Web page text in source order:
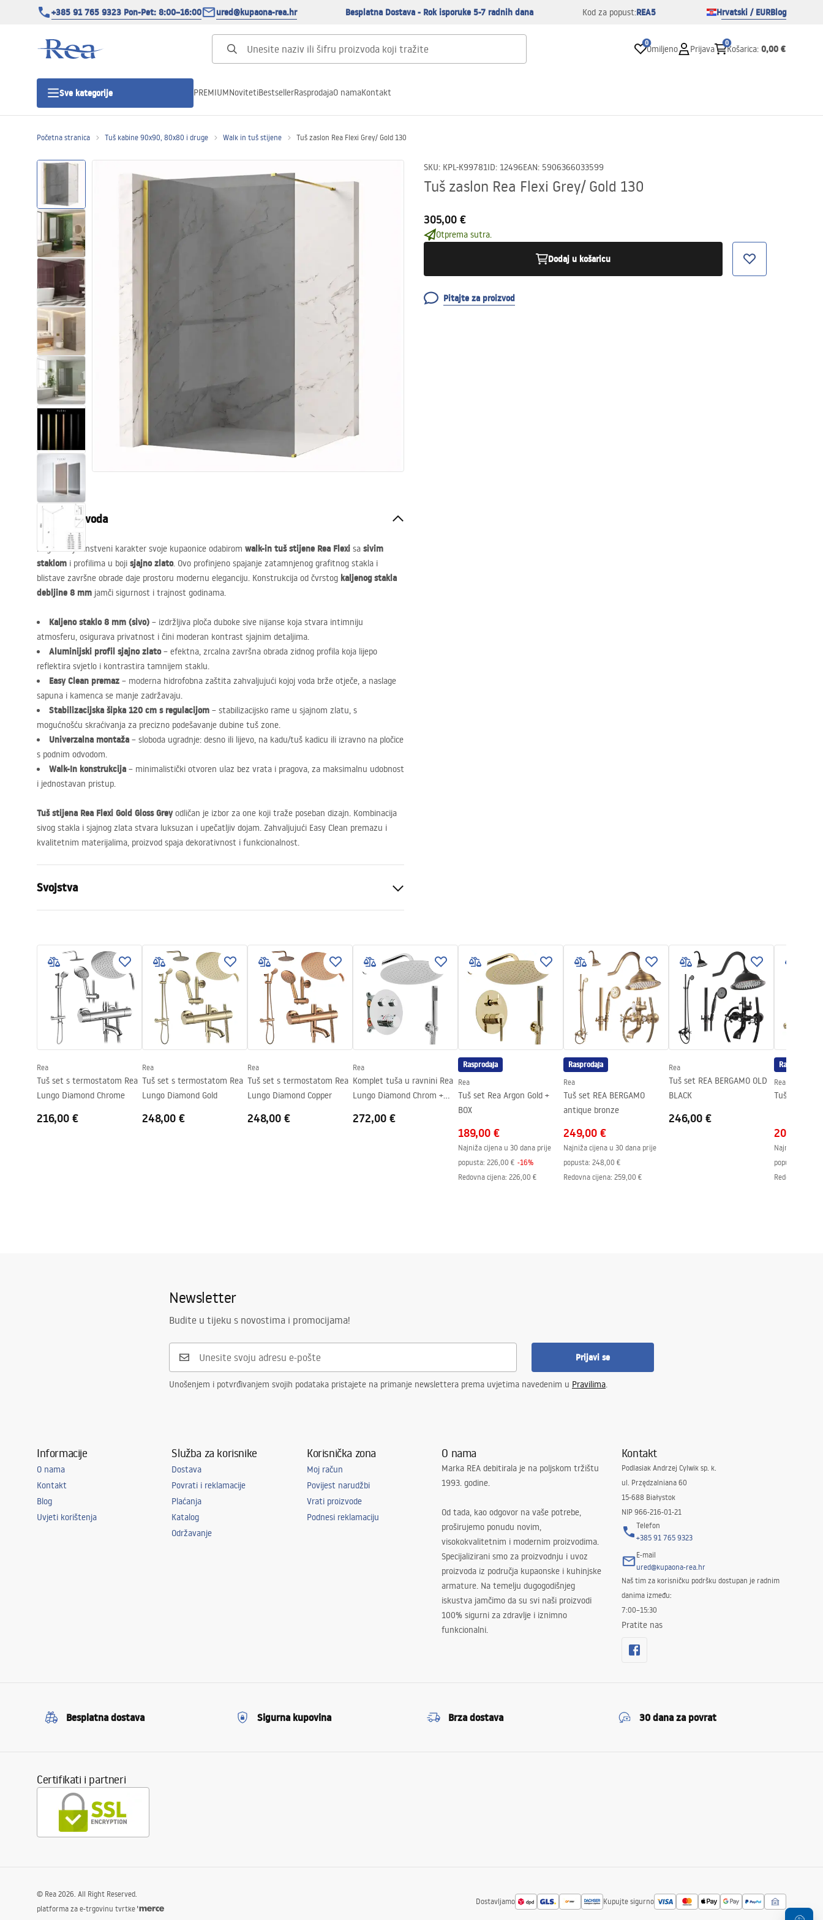
+385 91 765 9323 Pon-Pet: 8:00–16:00 ured@kupaona-rea.hr Besplatna Dostava - Rok isporuke 5-7 radnih dana Kod za popust:REA5 Hrvatski / EURBlog
0
Omiljeno Prijava
0
Košarica: 0,00 €
Sve kategorije
Tuš kade
Tuš Kanalice
WC školjke
Umivaonici
Kade i paravani
Miješalice, pipe, slavine
Kuhinja
Pribor i kupaonski namještaj
PREMIUMNovitetiBestsellerRasprodajaO namaKontakt
Početna stranica Tuš kabine 90x90, 80x80 i druge Walk in tuš stijene Tuš zaslon Rea Flexi Grey/ Gold 130
SKU: KPL-K99781ID: 12496EAN: 5906366033599
Tuš zaslon Rea Flexi Grey/ Gold 130
305,00 €
Otprema sutra.
Dodaj u košaricu
Pitajte za proizvod
Opis proizvoda
Naglasite jedinstveni karakter svoje kupaonice odabirom walk-in tuš stijene Rea Flexi sa sivim
staklom i profilima u boji sjajno zlato. Ovo profinjeno spajanje zatamnjenog grafitnog stakla i
blistave završne obrade daje prostoru modernu eleganciju. Konstrukcija od čvrstog kaljenog stakla
debljine 8 mm jamči sigurnost i trajnost godinama.
Kaljeno staklo 8 mm (sivo) – izdržljiva ploča duboke sive nijanse koja stvara intimniju
atmosferu, osigurava privatnost i čini moderan kontrast sjajnim detaljima.
Aluminijski profil sjajno zlato– efektna, zrcalna završna obrada zidnog profila koja lijepo
reflektira svjetlo i kontrastira tamnijem staklu.
Easy Clean premaz – moderna hidrofobna zaštita zahvaljujući kojoj voda brže otječe, a naslage
sapuna i kamenca se manje zadržavaju.
Stabilizacijska šipka 120 cm s regulacijom – stabilizacijsko rame u sjajnom zlatu, s
mogućnošću skraćivanja za precizno podešavanje dubine tuš zone.
Univerzalna montaža – sloboda ugradnje: desno ili lijevo, na kadu/tuš kadicu ili izravno na pločice
s podnim odvodom.
Walk-In konstrukcija – minimalistički otvoren ulaz bez vrata i pragova, za maksimalnu udobnost
i jednostavan pristup.
Tuš stijena Rea Flexi Gold Gloss Greyodličan je izbor za one koji traže poseban dizajn. Kombinacija
sivog stakla i sjajnog zlata stvara luksuzan i upečatljiv dojam. Zahvaljujući Easy Clean premazu i
kvalitetnim materijalima, proizvod spaja dekorativnost i funkcionalnost.
Svojstva
Tip kabine
Walk-in
Boja stakla
Sivo 8mm
Seria
Montaža
Na tuš kadi ili podu
Visina (mm)
mm
Jamstvo
24 mjeseca
Premaz Easy Clean
Da, na jednoj strani stakla.
Rea
Tuš set s termostatom Rea
Lungo Diamond Chrome
216,00 €
Rea
Tuš set s termostatom Rea
Lungo Diamond Gold
248,00 €
Rea
Tuš set s termostatom Rea
Lungo Diamond Copper
248,00 €
Rea
Komplet tuša u ravnini Rea
Lungo Diamond Chrom +
272,00 €
Rasprodaja
Rea
Tuš set Rea Argon Gold +
BOX
189,00 €
Najniža cijena u 30 dana prije
popusta: 226,00 € -16%
Redovna cijena: 226,00 €
Rasprodaja
Rea
Tuš set REA BERGAMO
antique bronze
249,00 €
Najniža cijena u 30 dana prije
popusta: 248,00 €
Redovna cijena: 259,00 €
Rea
Tuš set REA BERGAMO OLD
BLACK
246,00 €
Rasprodaja
Rea
Tuš set REA
203,00 €
Najniža cijena
popusta:
Redovna cijena
Newsletter
Budite u tijeku s novostima i promocijama!
Prijavi se
Unošenjem i potvrđivanjem svojih podataka pristajete na primanje newslettera prema uvjetima navedenim u Pravilima.
Informacije
O nama
Kontakt
Blog
Uvjeti korištenja
Služba za korisnike
Dostava
Povrati i reklamacije
Plaćanja
Katalog
Održavanje
Korisnička zona
Moj račun
Povijest narudžbi
Vrati proizvode
Podnesi reklamaciju
O nama
Marka REA debitirala je na poljskom tržištu
1993. godine.
Od tada, kao odgovor na vaše potrebe,
proširujemo ponudu novim,
visokokvalitetnim i modernim proizvodima.
Specijalizirani smo za proizvodnju i uvoz
proizvoda iz područja kupaonske i kuhinjske
armature. Na temelju dugogodišnjeg
iskustva jamčimo da su svi naši proizvodi
100% sigurni za zdravlje i iznimno
funkcionalni.
Kontakt
Podlasiak Andrzej Cylwik sp. k.
ul. Przędzalniana 60
15-688 Białystok
NIP 966-216-01-21
Telefon
+385 91 765 9323
E-mail
ured@kupaona-rea.hr
Naš tim za korisničku podršku dostupan je radnim
danima između:
7:00–15:30
Pratite nas
Besplatna dostava Sigurna kupovina Brza dostava 30 dana za povrat
Certifikati i partneri
Dostavljamo Kupujte sigurno
© Rea 2026. All Right Reserved.
platforma za e-trgovinu tvrtke